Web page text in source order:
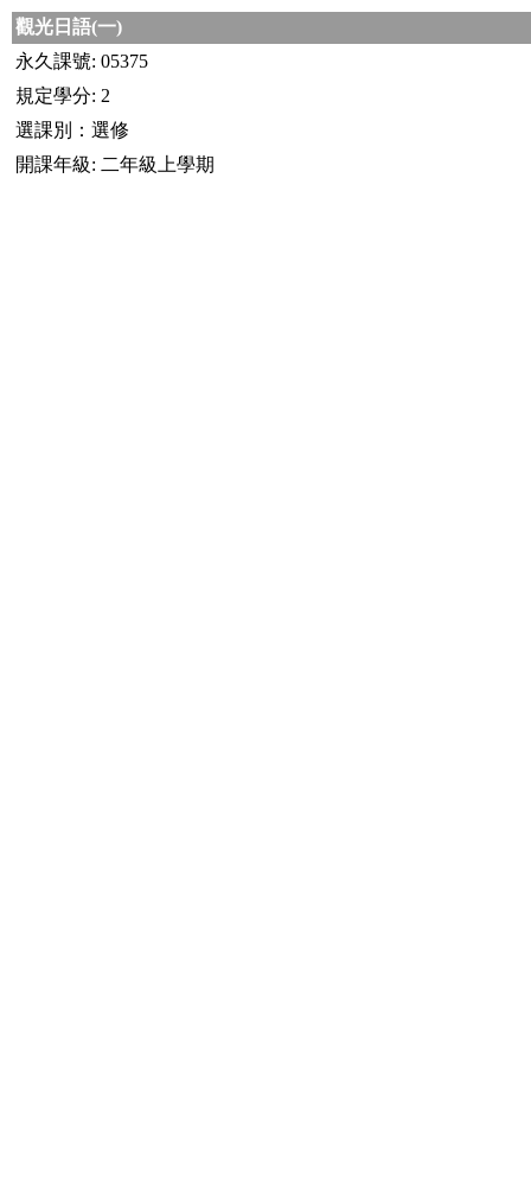
觀光日語(一)
永久課號: 05375
規定學分: 2
選課別：選修
開課年級: 二年級上學期